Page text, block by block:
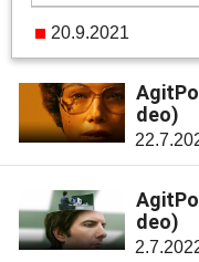
20.9.2021
deo)
deo)